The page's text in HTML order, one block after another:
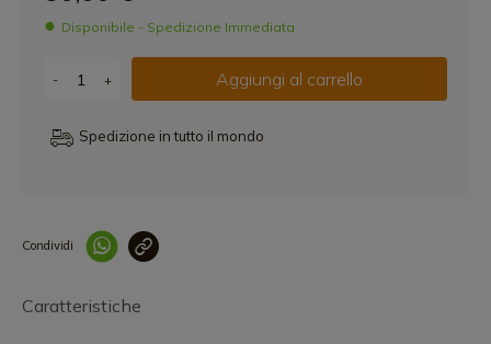
Disponibile - Spedizione Immediata
- + Aggiungi al carrello
Spedizione in tutto il mondo
Condividi
Caratteristiche